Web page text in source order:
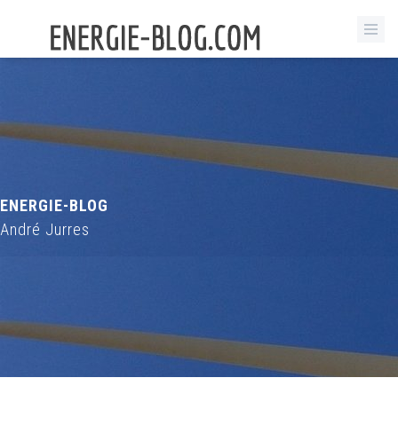
ENERGIE-BLOG
André Jurres